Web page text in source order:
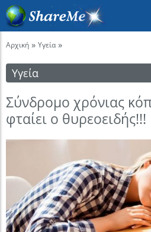
Αρχική » Υγεία »
Υγεία
Σύνδρομο χρόνιας
φταίει ο θυρεοειδής!!!